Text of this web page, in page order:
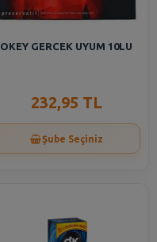
OKEY GERCEK UYUM 10LU
232,95 TL
Şube Seçiniz